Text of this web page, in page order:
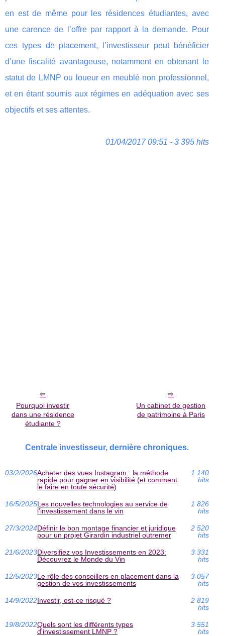
en est de même pour les résidences étudiantes, avec
une carence de l’offre par rapport à la demande. Pour
ces types de placement, l’investisseur peut bénéficier
d’une fiscalité avantageuse, notamment en obtenant le
statut de LMNP ou loueur en meublé non professionnel,
et en étant soumis aux régimes en adéquation avec ses
objectifs et ses attentes.
01/04/2017 09:51 - 3 395 hits
Pourquoi investir
dans une résidence
étudiante ?
Un cabinet de gestion
de patrimoine à Paris
Centrale investisseur, dernière chroniques.
03/2/2026Acheter des vues Instagram : la méthode
rapide pour gagner en visibilité (et comment
le faire en toute sécurité)
1 140
hits
16/5/2025Les nouvelles technologies au service de
l’investissement dans le vin
1 826
hits
27/3/2024Définir le bon montage financier et juridique
pour un projet Girardin industriel outremer
2 520
hits
21/6/2023Diversifiez vos Investissements en 2023:
Découvrez le Monde du Vin
3 331
hits
12/5/2023Le rôle des conseillers en placement dans la
gestion de vos investissements
3 057
hits
14/9/2022Investir, est-ce risqué ?
2 819
hits
19/8/2022Quels sont les différents types
d'investissement LMNP ?
3 551
hits